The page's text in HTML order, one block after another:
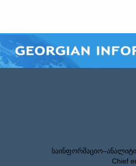
Chief